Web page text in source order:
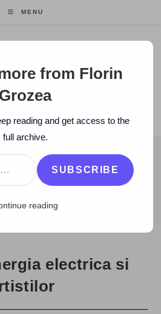
MENU
Grozea
FOUNDER/CEO MOCAPP.
> Zi de zi > Vineri>>> Energia electrica si
electrica si
from Florin
Grozea
reading and get access to the
full archive.
SUBSCRIBE
reading